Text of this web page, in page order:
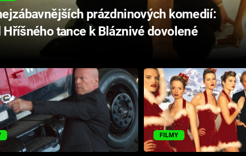
prázdninových komedií:
Hříšného tance k Bláznivé dovolené
FILMY